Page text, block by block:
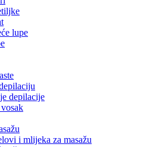
lupe
depilacije
i mlijeka za masažu